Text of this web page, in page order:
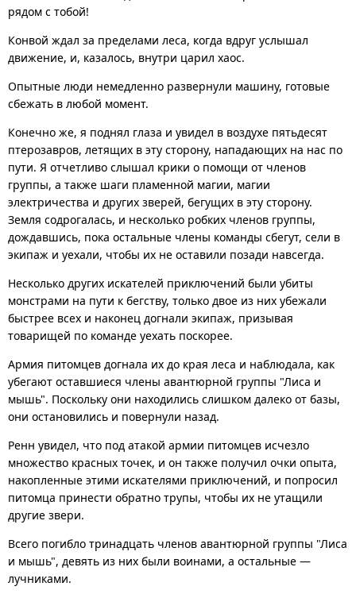
рядом с тобой!
Конвой ждал за пределами леса, когда вдруг услышал
движение, и, казалось, внутри царил хаос.
Опытные люди немедленно развернули машину, готовые
сбежать в любой момент.
Конечно же, я поднял глаза и увидел в воздухе пятьдесят
птерозавров, летящих в эту сторону, нападающих на нас по
пути. Я отчетливо слышал крики о помощи от членов
группы, а также шаги пламенной магии, магии
электричества и других зверей, бегущих в эту сторону.
Земля содрогалась, и несколько робких членов группы,
дождавшись, пока остальные члены команды сбегут, сели в
экипаж и уехали, чтобы их не оставили позади навсегда.
Несколько других искателей приключений были убиты
монстрами на пути к бегству, только двое из них убежали
быстрее всех и наконец догнали экипаж, призывая
товарищей по команде уехать поскорее.
Армия питомцев догнала их до края леса и наблюдала, как
убегают оставшиеся члены авантюрной группы "Лиса и
мышь". Поскольку они находились слишком далеко от базы,
они остановились и повернули назад.
Ренн увидел, что под атакой армии питомцев исчезло
множество красных точек, и он также получил очки опыта,
накопленные этими искателями приключений, и попросил
питомца принести обратно трупы, чтобы их не утащили
другие звери.
Всего погибло тринадцать членов авантюрной группы "Лиса
и мышь", девять из них были воинами, а остальные —
лучниками.